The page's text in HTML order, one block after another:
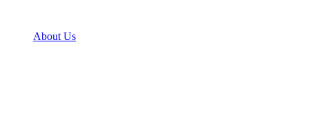
About Us